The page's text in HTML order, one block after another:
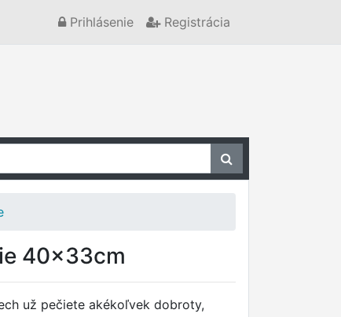
Prihlásenie Registrácia
40x33cm
už pečiete akékoľvek dobroty,